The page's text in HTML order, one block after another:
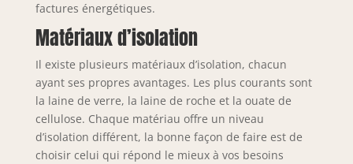
factures énergétiques.
Matériaux d’isolation
Il existe plusieurs matériaux d’isolation, chacun
ayant ses propres avantages. Les plus courants sont
la laine de verre, la laine de roche et la ouate de
cellulose. Chaque matériau offre un niveau
d’isolation différent, la bonne façon de faire est de
choisir celui qui répond le mieux à vos besoins